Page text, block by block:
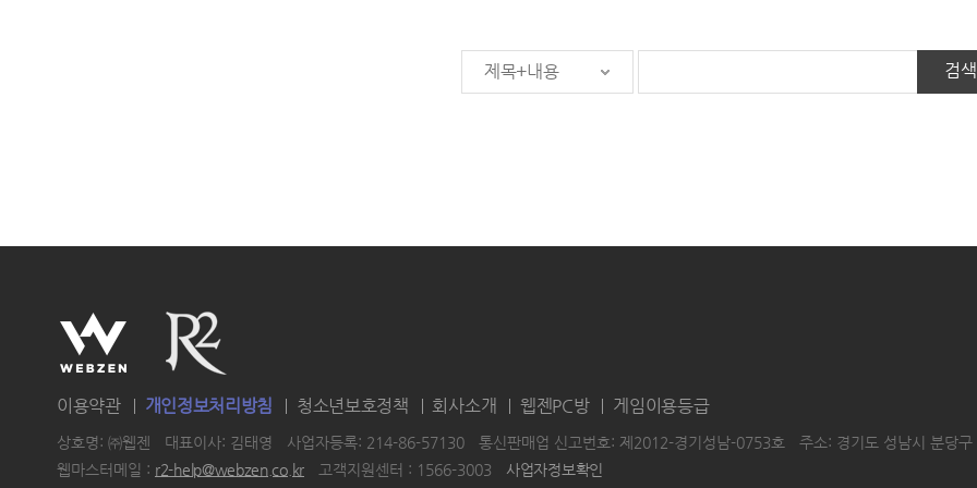
제목+내용 검색
이용약관 개인정보처리방침 청소년보호정책 회사소개 웹젠PC방 게임이용등급
상호명: ㈜웹젠 대표이사: 김태영 사업자등록: 214-86-57130 통신판매업 신고번호: 제2012-경기성남-0753호
주소: 경기도 성남시 분당
웹마스터메일 : r2-help@webzen.co.kr 고객지원센터 : 1566-3003 사업자정보확인